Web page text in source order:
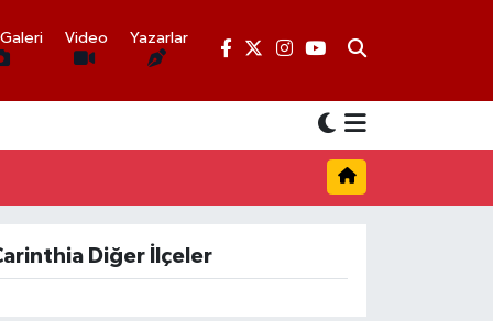
Video Yazarlar
Diğer İlçeler